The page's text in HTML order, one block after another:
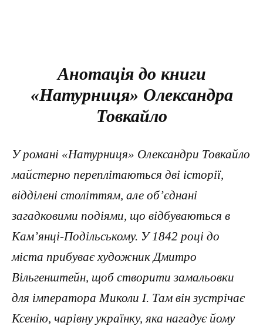
Анотація до книги
«Натурниця» Олександра
Товкайло
У романі «Натурниця» Олександри Товкайло
майстерно переплітаються дві історії,
відділені століттям, але об’єднані
загадковими подіями, що відбуваються в
Кам’янці-Подільському. У 1842 році до
міста прибуває художник Дмитро
Вільгенштейн, щоб створити замальовки
для імператора Миколи I. Там він зустрічає
Ксенію, чарівну українку, яка нагадує йому